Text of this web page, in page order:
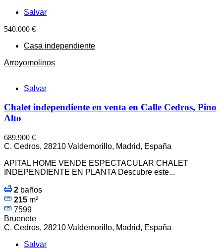
Salvar
540.000 €
Casa independiente
Arroyomolinos
Salvar
Chalet independiente en venta en Calle Cedros, Pino
Alto
689.900 €
C. Cedros, 28210 Valdemorillo, Madrid, España
APITAL HOME VENDE ESPECTACULAR CHALET
INDEPENDIENTE EN PLANTA Descubre este...
2 baños
215 m²
7599
Bruenete
C. Cedros, 28210 Valdemorillo, Madrid, España
Salvar